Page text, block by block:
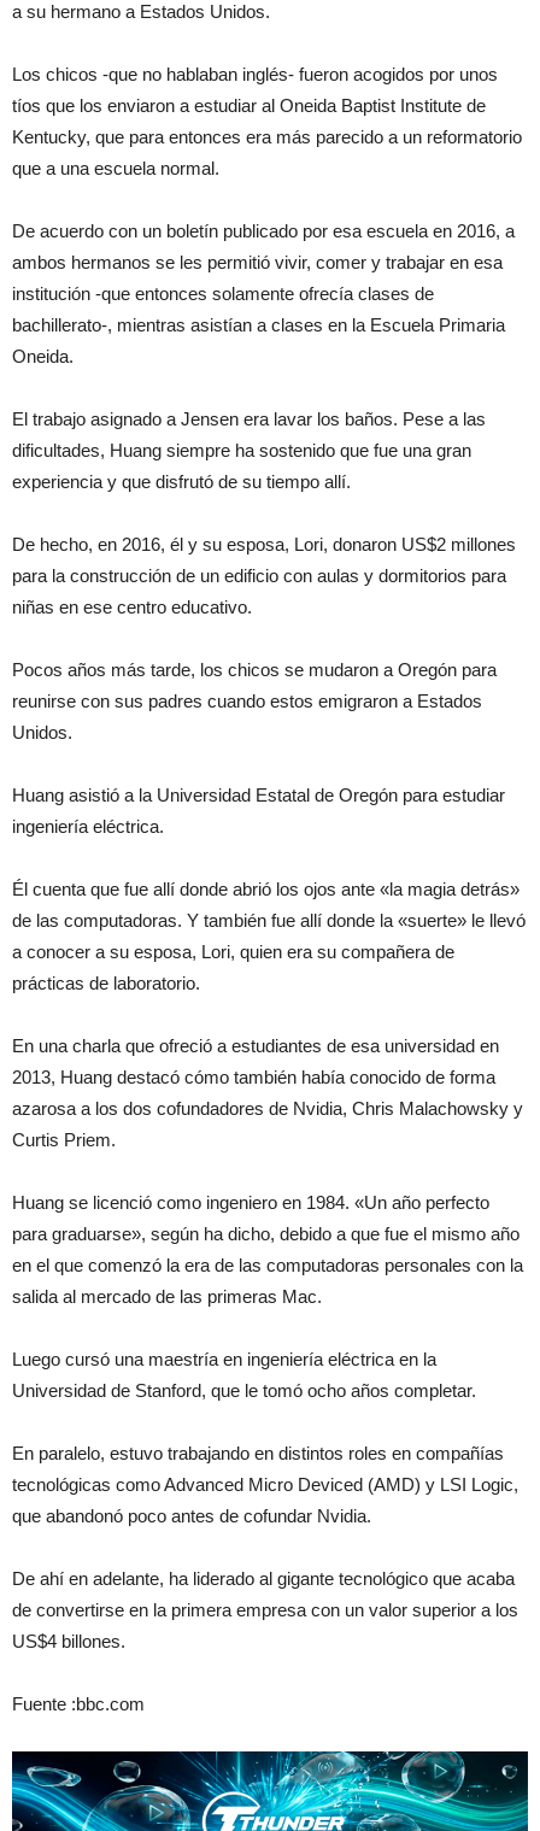
a su hermano a Estados Unidos.
Los chicos -que no hablaban inglés- fueron acogidos por unos
tíos que los enviaron a estudiar al Oneida Baptist Institute de
Kentucky, que para entonces era más parecido a un reformatorio
que a una escuela normal.
De acuerdo con un boletín publicado por esa escuela en 2016, a
ambos hermanos se les permitió vivir, comer y trabajar en esa
institución -que entonces solamente ofrecía clases de
bachillerato-, mientras asistían a clases en la Escuela Primaria
Oneida.
El trabajo asignado a Jensen era lavar los baños. Pese a las
dificultades, Huang siempre ha sostenido que fue una gran
experiencia y que disfrutó de su tiempo allí.
De hecho, en 2016, él y su esposa, Lori, donaron US$2 millones
para la construcción de un edificio con aulas y dormitorios para
niñas en ese centro educativo.
Pocos años más tarde, los chicos se mudaron a Oregón para
reunirse con sus padres cuando estos emigraron a Estados
Unidos.
Huang asistió a la Universidad Estatal de Oregón para estudiar
ingeniería eléctrica.
Él cuenta que fue allí donde abrió los ojos ante «la magia detrás»
de las computadoras. Y también fue allí donde la «suerte» le llevó
a conocer a su esposa, Lori, quien era su compañera de
prácticas de laboratorio.
En una charla que ofreció a estudiantes de esa universidad en
2013, Huang destacó cómo también había conocido de forma
azarosa a los dos cofundadores de Nvidia, Chris Malachowsky y
Curtis Priem.
Huang se licenció como ingeniero en 1984. «Un año perfecto
para graduarse», según ha dicho, debido a que fue el mismo año
en el que comenzó la era de las computadoras personales con la
salida al mercado de las primeras Mac.
Luego cursó una maestría en ingeniería eléctrica en la
Universidad de Stanford, que le tomó ocho años completar.
En paralelo, estuvo trabajando en distintos roles en compañías
tecnológicas como Advanced Micro Deviced (AMD) y LSI Logic,
que abandonó poco antes de cofundar Nvidia.
De ahí en adelante, ha liderado al gigante tecnológico que acaba
de convertirse en la primera empresa con un valor superior a los
US$4 billones.
Fuente :bbc.com